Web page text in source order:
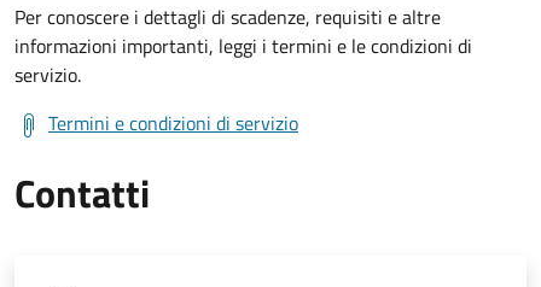
Per conoscere i dettagli di scadenze, requisiti e altre
informazioni importanti, leggi i termini e le condizioni di
servizio.
Termini e condizioni di servizio
Contatti